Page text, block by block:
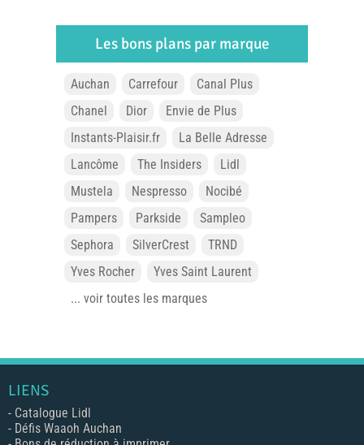
Les bons plans par marque
Auchan Carrefour
Canal Plus
Chanel
Dior
Envie de Plus
Instants-Plaisir.fr
La Belle Adresse
Lancôme
The Insiders
Lidl
Mustela
Nespresso
Nocibé
Pampers
Parkside
Sampleo
Sephora
SilverCrest
TRND
Yves Rocher
Yves Saint Laurent
... voir toutes les marques
LIENS
- Catalogue Lidl
- Défis Waaoh Auchan